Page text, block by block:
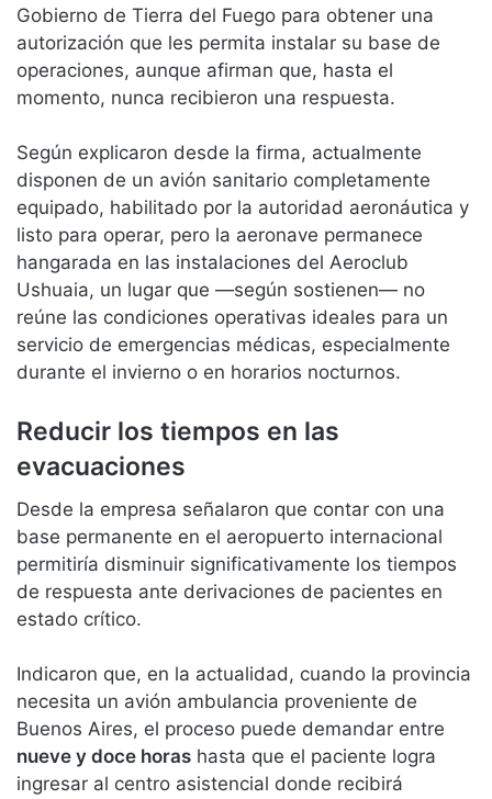
Gobierno de Tierra del Fuego para obtener una
autorización que les permita instalar su base de
operaciones, aunque afirman que, hasta el
momento, nunca recibieron una respuesta.
Según explicaron desde la firma, actualmente
disponen de un avión sanitario completamente
equipado, habilitado por la autoridad aeronáutica y
listo para operar, pero la aeronave permanece
hangarada en las instalaciones del Aeroclub
Ushuaia, un lugar que —según sostienen— no
reúne las condiciones operativas ideales para un
servicio de emergencias médicas, especialmente
durante el invierno o en horarios nocturnos.
Reducir los tiempos en las
evacuaciones
Desde la empresa señalaron que contar con una
base permanente en el aeropuerto internacional
permitiría disminuir significativamente los tiempos
de respuesta ante derivaciones de pacientes en
estado crítico.
Indicaron que, en la actualidad, cuando la provincia
necesita un avión ambulancia proveniente de
Buenos Aires, el proceso puede demandar entre
nueve y doce horas hasta que el paciente logra
ingresar al centro asistencial donde recibirá